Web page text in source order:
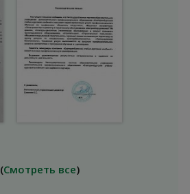
(Смотреть все)